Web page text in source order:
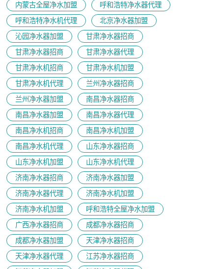
内蒙古全屋净水加盟
呼和浩特净水器代理
呼和浩特净水机代理
北京净水器加盟
沁园净水器加盟
甘肃净水器招商
甘肃净水器招商
甘肃净水器代理
甘肃净水机招商
甘肃净水机加盟
甘肃净水机代理
兰州净水器招商
兰州净水器加盟
南昌净水器招商
南昌净水器加盟
南昌净水器代理
南昌净水机招商
南昌净水机加盟
南昌净水机代理
山东净水器招商
山东净水机加盟
山东净水机代理
济南净水器招商
济南净水器加盟
济南净水器代理
济南净水机加盟
济南净水机加盟
呼和浩特全屋净水加盟
广西净水器招商
成都净水器招商
成都净水器加盟
天津净水器招商
天津净水器代理
江苏净水器招商